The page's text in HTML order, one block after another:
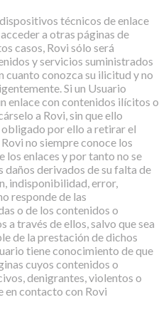
técnicos de enlace
a otras páginas de
casos, Rovi sólo será
y servicios suministrados
cuanto conozca su ilicitud y no
Si un Usuario
enlace con contenidos ilícitos o
a Rovi, sin que ello
obligado por ello a retirar el
no siempre conoce los
los enlaces y por tanto no se
daños derivados de su falta de
indisponibilidad, error,
responde de las
o de los contenidos o
través de ellos, salvo que sea
de la prestación de dichos
tiene conocimiento de que
cuyos contenidos o
denigrantes, violentos o
en contacto con Rovi